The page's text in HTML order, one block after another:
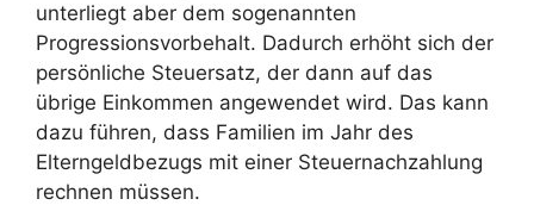
unterliegt aber dem sogenannten
Progressionsvorbehalt. Dadurch erhöht sich der
persönliche Steuersatz, der dann auf das
übrige Einkommen angewendet wird. Das kann
dazu führen, dass Familien im Jahr des
Elterngeldbezugs mit einer Steuernachzahlung
rechnen müssen.